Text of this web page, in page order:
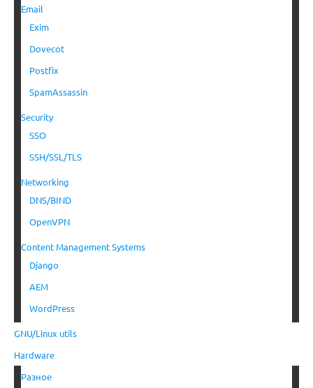
Email
Exim
Dovecot
Postfix
SpamAssassin
Security
SSO
SSH/SSL/TLS
Networking
DNS/BIND
OpenVPN
Content Management Systems
Django
AEM
WordPress
GNU/Linux utils
Hardware
Разное